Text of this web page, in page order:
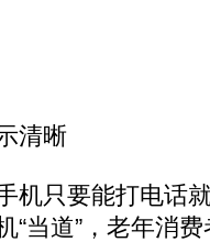
清晰
只要能打电话
“当道”，老年消